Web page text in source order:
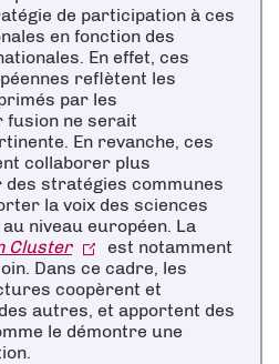
de participation à ces
en fonction des
En effet, ces
reflètent les
par les
fusion ne serait
En revanche, ces
collaborer plus
stratégies communes
la voix des sciences
niveau européen. La
Cluster
est notamment
Dans ce cadre, les
coopèrent et
autres, et apportent des
le démontre une